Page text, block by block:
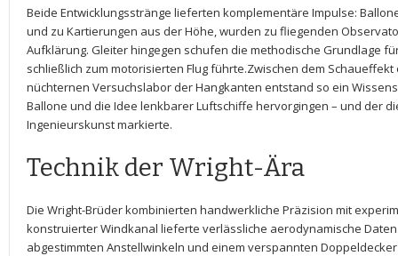
Beide Entwicklungsstränge lieferten ‍komplementäre Impulse:‌
und zu Kartierungen aus der Höhe, wurden ‍zu⁣ fliegenden
Aufklärung. ⁣Gleiter hingegen schufen die methodische⁢ Grundlage
schließlich zum motorisierten Flug führte.Zwischen dem
nüchternen Versuchslabor der​ Hangkanten entstand so ein
Ballone⁢ und die Idee lenkbarer Luftschiffe hervorgingen – und der
Ingenieurskunst markierte.
Technik der Wright-Ära
Die Wright-Brüder kombinierten handwerkliche ⁢Präzision⁣ mit
konstruierterWindkanal lieferte​ verlässliche aerodynamische
abgestimmten Anstellwinkeln und einem⁤ verspannten‌